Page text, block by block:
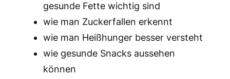
gesunde Fette wichtig sind
wie man Zuckerfallen erkennt
wie man Heißhunger besser versteht
wie gesunde Snacks aussehen
können